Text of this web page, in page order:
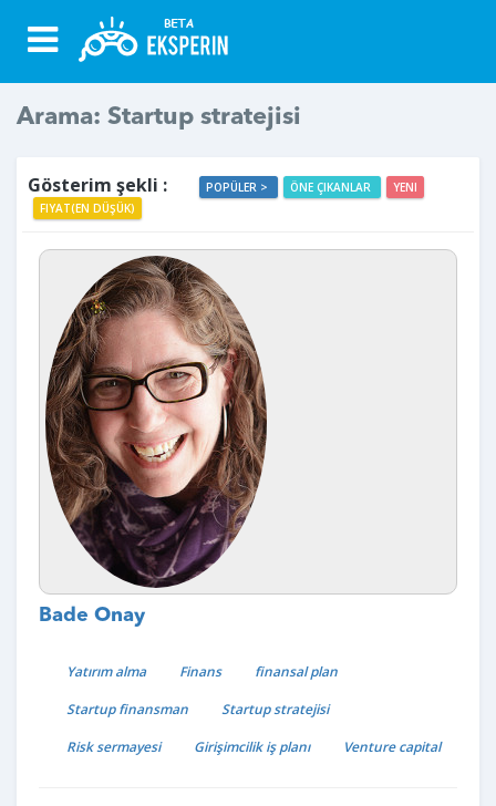
Arama: Startup stratejisi
Gösterim şekli : POPÜLER > ÖNE ÇIKANLAR
YENI
FIYAT(EN DÜŞÜK)
Bade Onay
Yatırım alma Finans
finansal plan
Startup finansman
Startup stratejisi
Risk sermayesi
Girişimcilik iş planı Venture capital